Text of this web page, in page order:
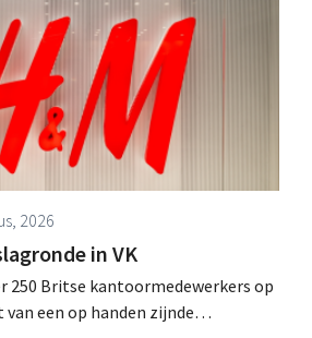
2026
in VK
250 Britse kantoormedewerkers op
een op handen zijnde